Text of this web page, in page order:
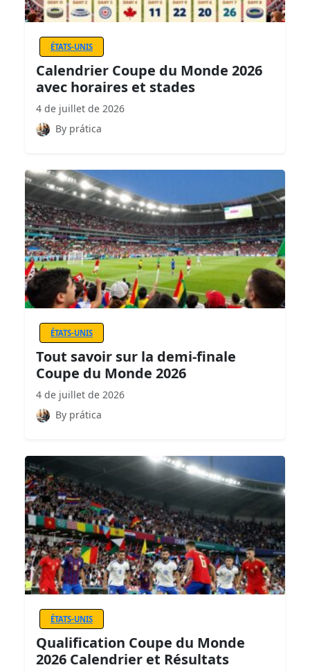
ÉTATS-UNIS
Calendrier Coupe du Monde 2026
avec horaires et stades
4 de juillet de 2026
By prática
ÉTATS-UNIS
Tout savoir sur la demi-finale
Coupe du Monde 2026
4 de juillet de 2026
By prática
ÉTATS-UNIS
Qualification Coupe du Monde
2026 Calendrier et Résultats